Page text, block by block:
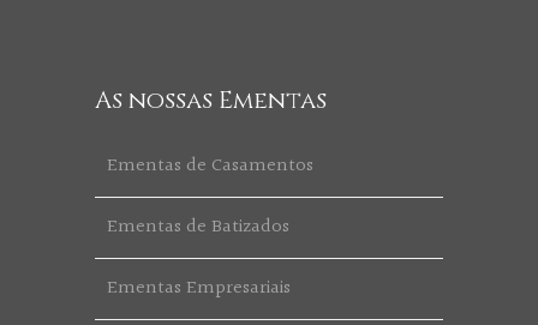
As nossas Ementas
Ementas de Casamentos
Ementas de Batizados
Ementas Empresariais